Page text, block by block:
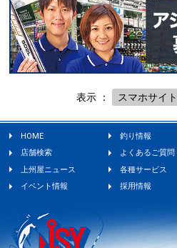
表示 ： スマホサイト
HOME 釣り情報
店舗検索
よくあるご質問
上州屋ニュース
各種サービス
イベント情報
採用情報